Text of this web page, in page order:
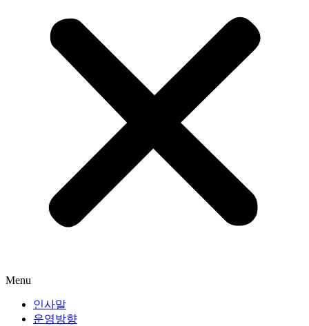
Menu
인사말
운영방향